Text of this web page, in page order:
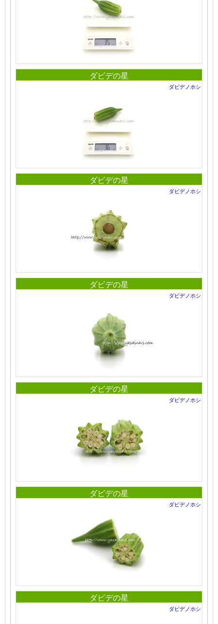
ダビデの星
ダビデノホシ
ダビデの星
ダビデノホシ
ダビデの星
ダビデノホシ
ダビデの星
ダビデノホシ
ダビデの星
ダビデノホシ
ダビデの星
ダビデノホシ